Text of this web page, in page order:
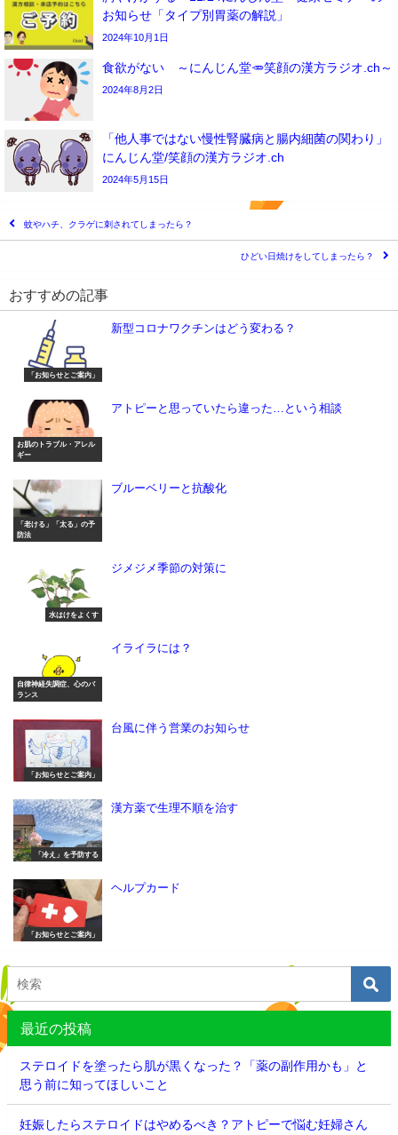
お知らせ「タイプ別胃薬の解説」
2024年10月1日
食欲がない ～にんじん堂🥕笑顔の漢方ラジオ.ch～
2024年8月2日
「他人事ではない慢性腎臓病と腸内細菌の関わり」
にんじん堂/笑顔の漢方ラジオ.ch
2024年5月15日
蚊やハチ、クラゲに刺されてしまったら？
ひどい日焼けをしてしまったら？
おすすめの記事
「お知らせとご案内」
新型コロナワクチンはどう変わる？
お肌のトラブル・アレル
ギー
アトピーと思っていたら違った…という相談
「老ける」「太る」の予
防法
ブルーベリーと抗酸化
水はけをよくす
ジメジメ季節の対策に
自律神経失調症、心のバ
ランス
イライラには？
「お知らせとご案内」
台風に伴う営業のお知らせ
「冷え」を予防する
漢方薬で生理不順を治す
「お知らせとご案内」
ヘルプカード
最近の投稿
ステロイドを塗ったら肌が黒くなった？「薬の副作用かも」と
思う前に知ってほしいこと
妊娠したらステロイドはやめるべき？アトピーで悩む妊婦さん